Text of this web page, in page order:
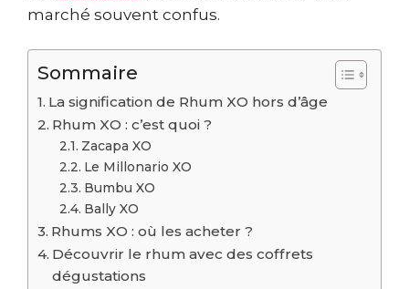
marché souvent confus.
Sommaire
La signification de Rhum XO hors d’âge
Rhum XO : c’est quoi ?
Zacapa XO
Le Millonario XO
Bumbu XO
Bally XO
Rhums XO : où les acheter ?
Découvrir le rhum avec des coffrets
dégustations